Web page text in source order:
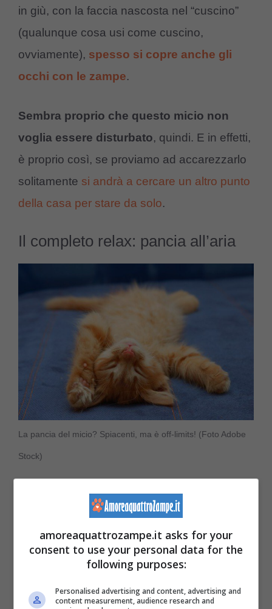
in giù, con la faccia nascosta nel “cuscino”
(qualunque cosa usi come cuscino,
ovviamente), spesso si copre anche gli
occhi con le zampe.
Sembra proprio che questo micio non
voglia essere disturbato, quindi. E in effetti,
è proprio così, se proviamo ad accarezzarlo
solitamente si andrà a cercare un altro punto
della casa per stare da solo.
Il completo relax: pancia all’aria
La pancia del micio? Spiacenti, ma è off-limits! (Foto Adobe
Stock)
In questa posizioneil micio si stende sulla
schiena, con tutte le zampe all’aria
morbida pancia esposta e vulnerabile. Di
certo, tra le posizioni in cui dorme un gatto,
amoreaquattrozampe.it asks for your
consent to use your personal data for the
following purposes:
Personalised advertising and content, advertising and
content measurement, audience research and